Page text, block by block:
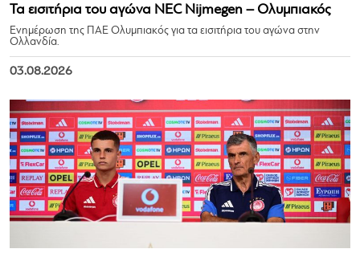
Τα εισιτήρια του αγώνα NEC Nijmegen – Ολυμπιακός
Ενημέρωση της ΠΑΕ Ολυμπιακός για τα εισιτήρια του αγώνα στην
Ολλανδία.
03.08.2026